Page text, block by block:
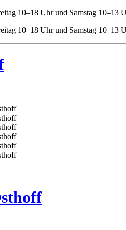
10–18 Uhr und Samstag 10–13
10–18 Uhr und Samstag 10–13